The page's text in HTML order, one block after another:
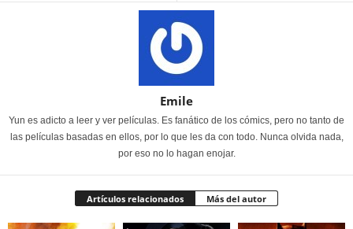
Emile
Yun es adicto a leer y ver películas. Es fanático de los cómics, pero no tanto de
las películas basadas en ellos, por lo que les da con todo. Nunca olvida nada,
por eso no lo hagan enojar.
Artículos relacionados Más del autor